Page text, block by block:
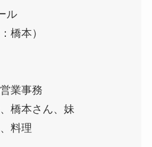
ル
橋本）
業事務
橋本さん、妹
料理